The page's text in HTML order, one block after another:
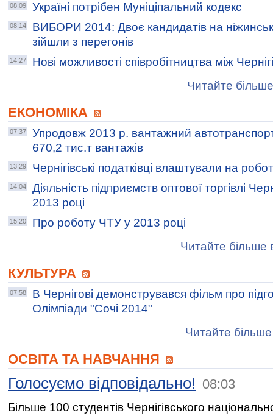
08:09 Україні потрібен Муніціпальний кодекс
08:14
ВИБОРИ 2014: Двоє кандидатів на
зійшли з перегонів
14:27
Нові можливості співробітництва між
Читайте
ЕКОНОМІКА
07:37
Упродовж 2013 р. вантажний
670,2 тис.т вантажів
13:29 Чернігівські податківці влаштували на
14:04
Діяльність підприємств оптової торгівлі
2013 році
15:20
Про роботу ЧТУ у 2013 році
Читайте більше
КУЛЬТУРА
07:58
В Чернігові демонструвався фільм про
Олімпіади "Сочі 2014"
Читайте більше
ОСВІТА ТА НАВЧАННЯ
Голосуємо відповідально! 08:03
Більше 100 студентів Чернігівського